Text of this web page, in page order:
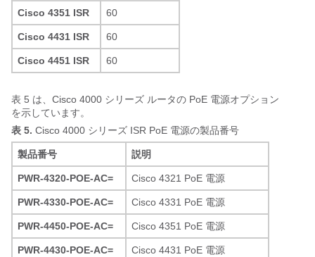
Cisco 4351 ISR 60
Cisco 4431 ISR 60
Cisco 4451 ISR 60
表 5 は、Cisco 4000 シリーズ ルータの PoE 電源オプション
を示しています。
表 5. Cisco 4000 シリーズ ISR PoE 電源の製品番号
製品番号 説明
PWR-4320-POE-AC= Cisco 4321 PoE 電源
PWR-4330-POE-AC= Cisco 4331 PoE 電源
PWR-4450-POE-AC= Cisco 4351 PoE 電源
PWR-4430-POE-AC= Cisco 4431 PoE 電源